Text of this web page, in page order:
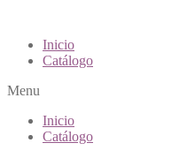
Inicio
Catálogo
Menu
Inicio
Catálogo